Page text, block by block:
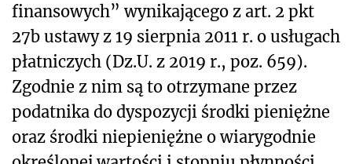
finansowych” wynikającego z art. 2 pkt
27b ustawy z 19 sierpnia 2011 r. o usługach
płatniczych (Dz.U. z 2019 r., poz. 659).
Zgodnie z nim są to otrzymane przez
podatnika do dyspozycji środki pieniężne
oraz środki niepieniężne o wiarygodnie